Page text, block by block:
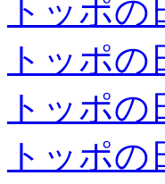
トッポの
トッポの
トッポの
トッポの